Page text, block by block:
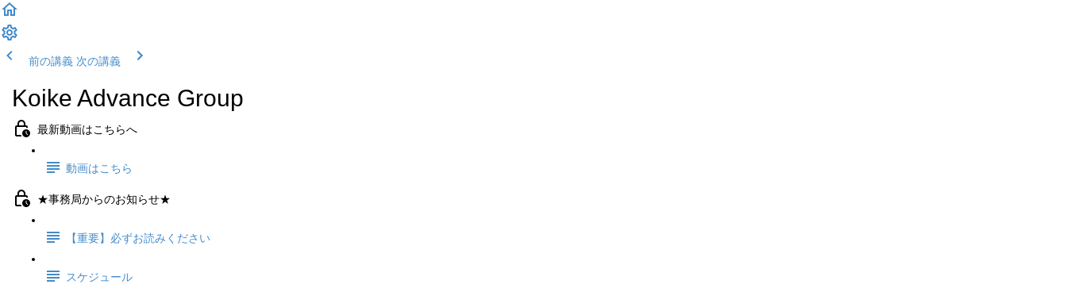
前の講義 次の講義
Koike Advance Group
最新動画はこちらへ
動画はこちら
★事務局からのお知らせ★
【重要】必ずお読みください
スケジュール